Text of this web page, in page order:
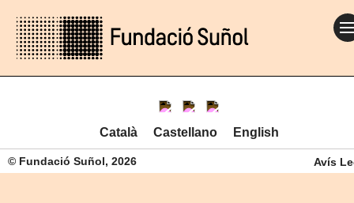
Català Castellano English
© Fundació Suñol, 2026 Avís